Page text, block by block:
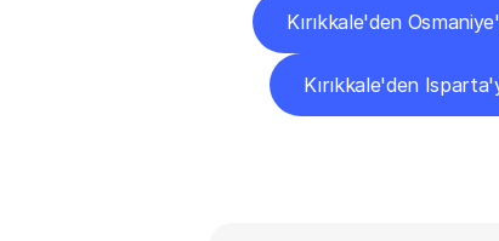
Kırıkkale'den
Kırıkkale'den